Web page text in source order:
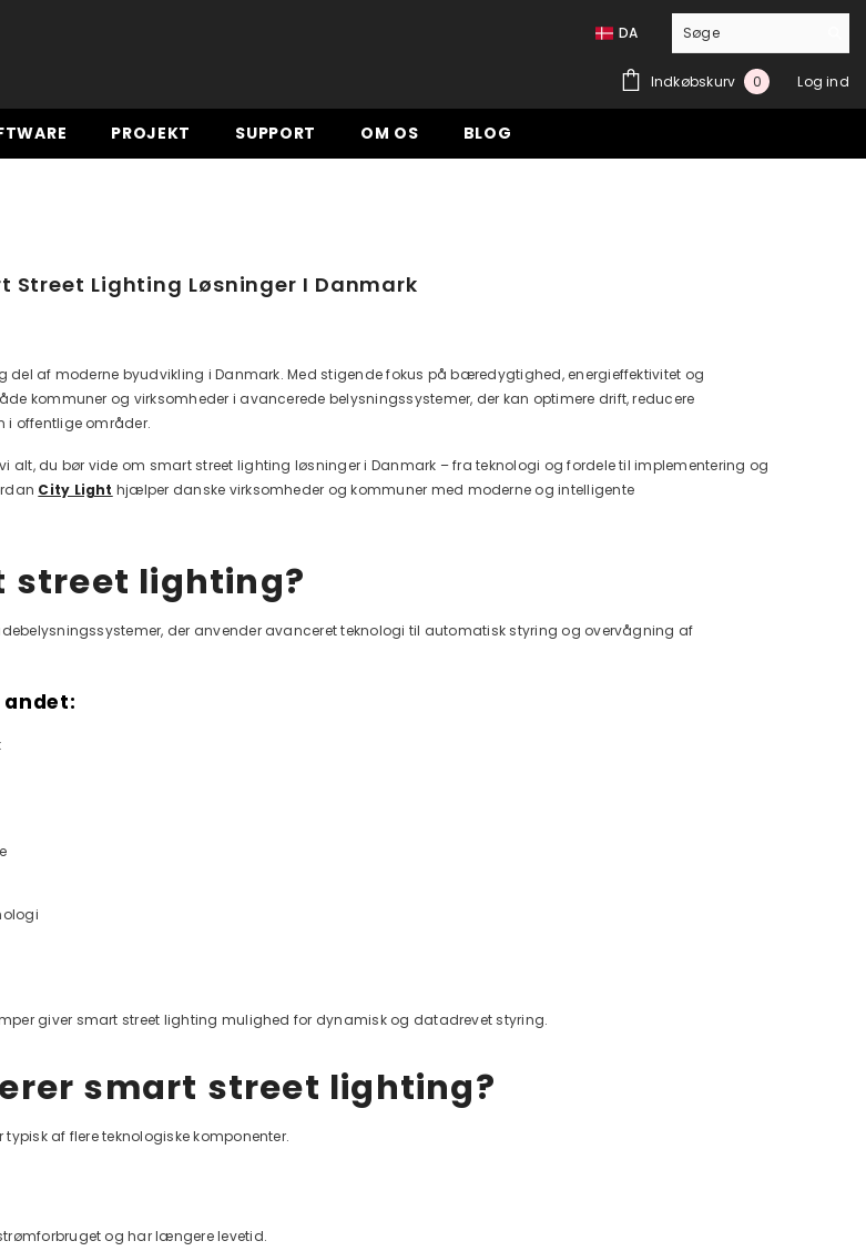
DA
Indkøbskurv 00
Log ind
PROJEKT SUPPORT OM OS BLOG
Street Lighting Løsninger I Danmark
del af moderne byudvikling i Danmark. Med stigende fokus på bæredygtighed, energieffektivitet og
kommuner og virksomheder i avancerede belysningssystemer, der kan optimere drift, reducere
i offentlige områder.
alt, du bør vide om smart street lighting løsninger i Danmark – fra teknologi og fordele til implementering og
City Light hjælper danske virksomheder og kommuner med moderne og intelligente
street lighting?
der anvender avanceret teknologi til automatisk styring og overvågning af
giver smart street lighting mulighed for dynamisk og datadrevet styring.
smart street lighting?
af flere teknologiske komponenter.
og har længere levetid.